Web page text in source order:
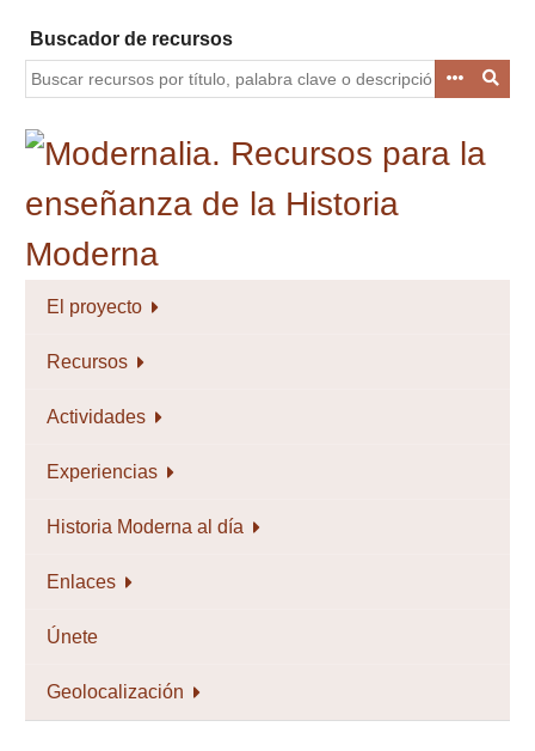
contenido
principal
Buscador de recursos
El proyecto
Recursos
Actividades
Experiencias
Historia Moderna al día
Enlaces
Únete
Geolocalización